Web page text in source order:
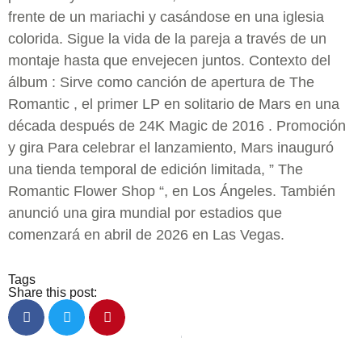
frente de un mariachi y casándose en una iglesia
colorida. Sigue la vida de la pareja a través de un
montaje hasta que envejecen juntos. Contexto del
álbum : Sirve como canción de apertura de The
Romantic , el primer LP en solitario de Mars en una
década después de 24K Magic de 2016 . Promoción
y gira Para celebrar el lanzamiento, Mars inauguró
una tienda temporal de edición limitada, ” The
Romantic Flower Shop “, en Los Ángeles. También
anunció una gira mundial por estadios que
comenzará en abril de 2026 en Las Vegas.
Tags
Share this post: